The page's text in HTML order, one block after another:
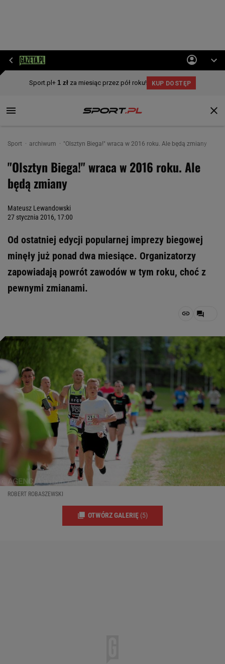
Sport archiwum "Olsztyn Biega!" wraca w 2016 roku. Ale będą zmiany
"Olsztyn Biega!" wraca w 2016 roku. Ale
będą zmiany
Mateusz Lewandowski
27 stycznia 2016, 17:00
Od ostatniej edycji popularnej imprezy biegowej
minęły już ponad dwa miesiące. Organizatorzy
zapowiadają powrót zawodów w tym roku, choć z
pewnymi zmianami.
ROBERT ROBASZEWSKI
OTWÓRZ GALERIĘ (5)